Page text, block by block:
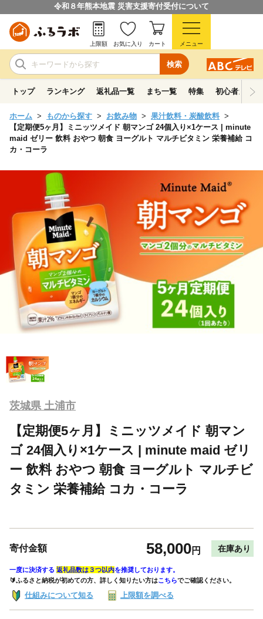
令和８年熊本地震 災害支援寄付受付について
検索
上限額 お気に入り カート メニュー
トップ ランキング 返礼品一覧 まち一覧 特集 初心者ガイド
ホーム ものから探す お飲み物
果汁飲料・炭酸飲料
【定期便5ヶ月】ミニッツメイド 朝マンゴ 24個入り×1ケース | minute
maid ゼリー 飲料 おやつ 朝食 ヨーグルト マルチビタミン 栄養補給 コ
カ・コーラ
茨城県 土浦市
【定期便5ヶ月】ミニッツメイド 朝マン
ゴ 24個入り×1ケース | minute maid ゼリ
ー 飲料 おやつ 朝食 ヨーグルト マルチビ
タミン 栄養補給 コカ・コーラ
寄付金額 58,000円 在庫あり
一度に決済する 返礼品数は３つ以内を推奨しております。
🔰ふるさと納税が初めての方、詳しく知りたい方はこちらでご確認ください。
仕組みについて知る 上限額を調べる